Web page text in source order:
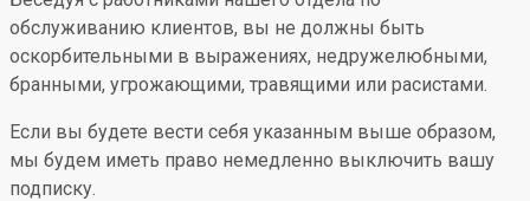
обслуживанию клиентов, вы не должны быть
оскорбительными в выражениях, недружелюбными,
бранными, угрожающими, травящими или расистами.
Если вы будете вести себя указанным выше образом,
мы будем иметь право немедленно выключить вашу
подписку.